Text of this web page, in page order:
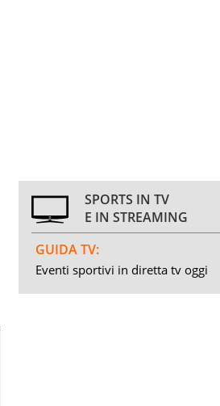
SPORTS IN TV
E IN STREAMING
GUIDA TV:
Eventi sportivi in diretta tv oggi